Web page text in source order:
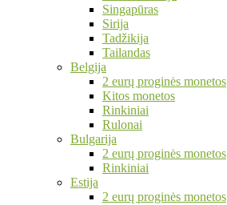
Singapūras
Sirija
Tadžikija
Tailandas
Belgija
2 eurų proginės monetos
Kitos monetos
Rinkiniai
Rulonai
Bulgarija
2 eurų proginės monetos
Rinkiniai
Estija
2 eurų proginės monetos